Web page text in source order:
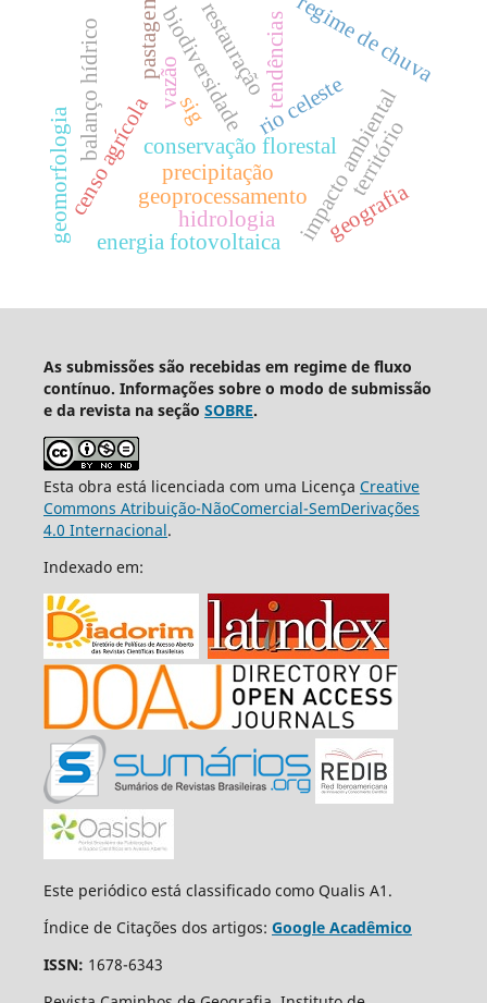
conservação florestalimpacto ambiental
censo agrícola
biodiversidaderio celeste
tendências
precipitação
vazão
balanço hídrico
geomorfologia
geoprocessamento
hidrologia
regime de chuva
território
restauração
pastagem
geografia
energia fotovoltaica
sig
As submissões são recebidas em regime de fluxo
contínuo. Informações sobre o modo de submissão
e da revista na seção SOBRE.
Esta obra está licenciada com uma Licença Creative
Commons Atribuição-NãoComercial-SemDerivações
4.0 Internacional.
Indexado em:
Este periódico está classificado como Qualis A1.
Índice de Citações dos artigos: Google Acadêmico
ISSN: 1678-6343